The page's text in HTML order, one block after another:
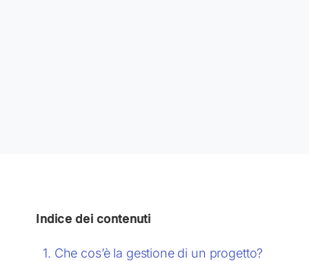
Indice dei contenuti
Che cos’è la gestione di un progetto?